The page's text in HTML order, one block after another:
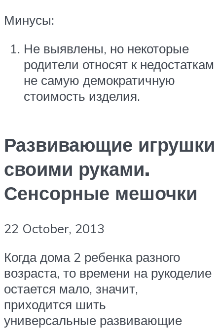
Минусы:
Не выявлены, но некоторые
родители относят к недостаткам
не самую демократичную
стоимость изделия.
Развивающие игрушки
своими руками.
Сенсорные мешочки
22 October, 2013
Когда дома 2 ребенка разного
возраста, то времени на рукоделие
остается мало, значит,
приходится шить
универсальные развивающие